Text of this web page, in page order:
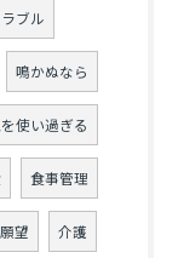
ブル
鳴かぬなら
使い過ぎる
食事管理
望 介護